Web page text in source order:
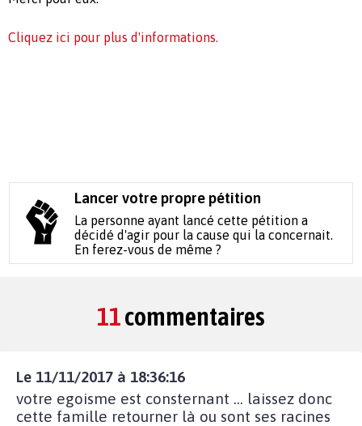
Cliquez ici pour plus d'informations.
Lancer votre propre pétition
La personne ayant lancé cette pétition a
décidé d'agir pour la cause qui la concernait.
En ferez-vous de même ?
11commentaires
Le 11/11/2017 à 18:36:16
votre egoisme est consternant ... laissez donc
cette famille retourner là ou sont ses racines